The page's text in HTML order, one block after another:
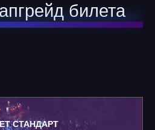
билета
СТАНДАРТ